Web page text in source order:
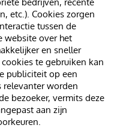
etc.). Cookies zorgen
tussen de
website over het
en sneller
te gebruiken kan
publiciteit op een
relevanter worden
bezoeker, vermits deze
aan zijn